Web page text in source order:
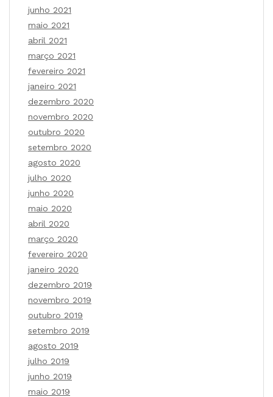
junho 2021
maio 2021
abril 2021
março 2021
fevereiro 2021
janeiro 2021
dezembro 2020
novembro 2020
outubro 2020
setembro 2020
agosto 2020
julho 2020
junho 2020
maio 2020
abril 2020
março 2020
fevereiro 2020
janeiro 2020
dezembro 2019
novembro 2019
outubro 2019
setembro 2019
agosto 2019
julho 2019
junho 2019
maio 2019